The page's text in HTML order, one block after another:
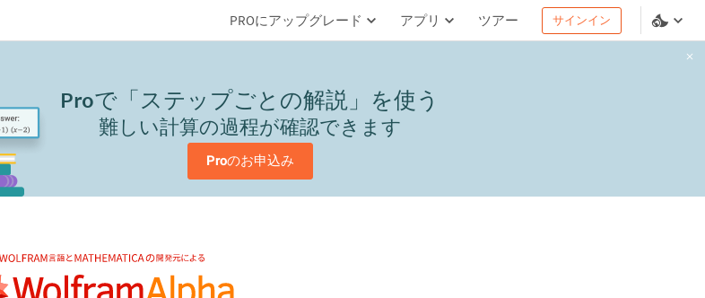
PROにアップグレード アプリ ツアー サインイン
Proで「ステップごとの解説」を使う
難しい計算の過程が確認できます
Proのお申込み